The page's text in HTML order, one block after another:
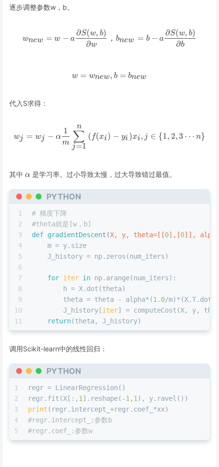
逐步调整参数w，b。
w_{new} = w - a\frac
wnew = w − a
∂w
∂S(w, b)
，bnew = b − a
∂b
∂S(w, b)
w = w_{new},b = b_{new}
w = wnew, b = bnew
代入S求得：
w_j = w_j - \alpha
wj = wj − α
m
1
j=1
∑
n
( f(xi) − yi )xi, j ∈ { 1, 2,3 ⋯ n}
其中 \alpha
α 是学习率。过小导致太慢，过大导致错过最值。
PYTHON
1
2
3
4
5
6
7
8
9
10
11
# 梯度下降
#theta就是[w，b]
def gradientDescent (X, y, theta=[[0],[0]],
    m = y.size
    J_history = np.zeros(num_iters)
for iter in np.arange(num_iters):
        h = X.dot(theta)
        theta = theta - alpha*(
1.0/
        J_history[
iter] = computeCost(X, y,
return(theta, J_history)
调用Scikit-learn中的线性回归：
PYTHON
1
2
3
4
5
regr = LinearRegression()
regr.fit(X[:, 1].reshape(-1, 1), y.ravel())
print (regr.intercept_+regr.coef_*xx)
#regr.intercept_:参数b
#regr.coef_:参数w